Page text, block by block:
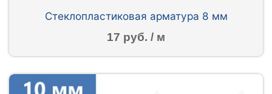
Стеклопластиковая арматура 8 мм
17 руб. / м